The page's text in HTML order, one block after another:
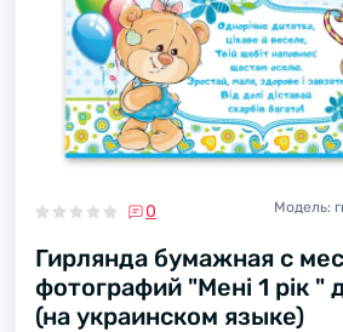
0 Модель:
Гирлянда бумажная с
фотографий "Мені 1 рік "
(на украинском языке)